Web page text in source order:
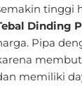
tinggi
Dinding
Pipa
memiliki